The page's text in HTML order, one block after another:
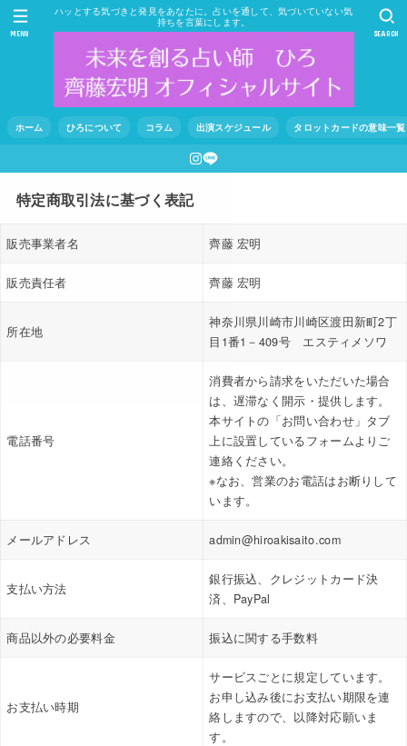
ハッとする気づきと発見をあなたに。占いを通して、気づいていない気
持ちを言葉にします。
ホーム ひろについて コラム 出演スケジュール タロットカードの意味一覧
SEARCH
MENU
特定商取引法に基づく表記
販売事業者名 齊藤 宏明
販売責任者 齊藤 宏明
所在地
神奈川県川崎市川崎区渡田新町2丁
目1番1－409号 エスティメソワ
電話番号
消費者から請求をいただいた場合
は、遅滞なく開示・提供します。
本サイトの「お問い合わせ」タブ
上に設置しているフォームよりご
連絡ください。
※なお、営業のお電話はお断りして
います。
メールアドレス admin@hiroakisaito.com
支払い方法
銀行振込、クレジットカード決
済、PayPal
商品以外の必要料金 振込に関する手数料
お支払い時期
サービスごとに規定しています。
お申し込み後にお支払い期限を連
絡しますので、以降対応願いま
す。